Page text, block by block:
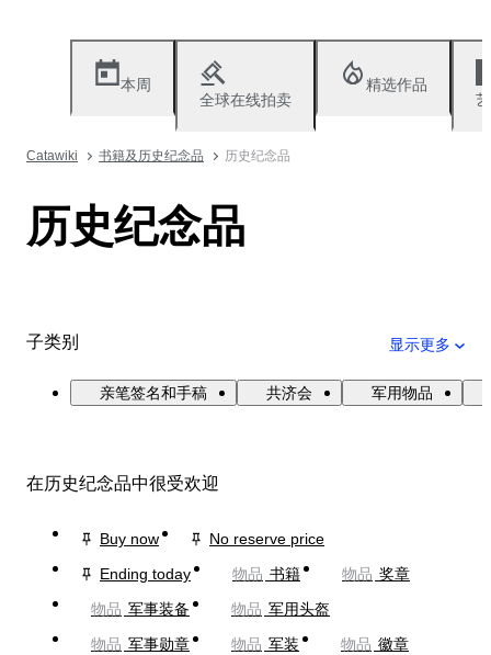
本周
全球在线拍卖
精选作品
Catawiki 书籍及历史纪念品 历史纪念品
历史纪念品
子类别 显示更多
亲笔签名和手稿 共济会 军用物品
在历史纪念品中很受欢迎
Buy now
No reserve price
Ending today
物品 书籍 物品 奖章
物品 军事装备 物品 军用头盔
物品 军事勋章 物品 军装 物品 徽章